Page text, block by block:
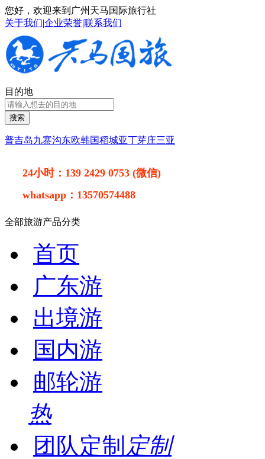
您好，欢迎来到广州天马国际旅行社
关于我们|企业荣誉|联系我们
目的地
搜索
普吉岛九寨沟东欧韩国稻城亚丁芽庄三亚
24小时： 139 2429 0753 (微信)
whatsapp： 13570574488
全部旅游产品分类
首页
广东游
出境游
国内游
邮轮游
热
团队定制 定制